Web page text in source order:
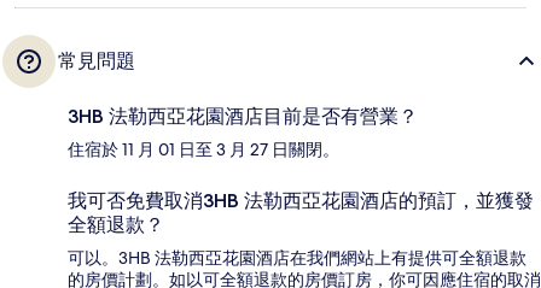
常見問題
3HB 法勒西亞花園酒店目前是否有營業？
住宿於 11 月 01 日至 3 月 27 日關閉。
我可否免費取消3HB 法勒西亞花園酒店的預訂，並獲發
全額退款？
可以。3HB 法勒西亞花園酒店在我們網站上有提供可全額退款
的房價計劃。如以可全額退款的房價訂房，你可因應住宿的取消